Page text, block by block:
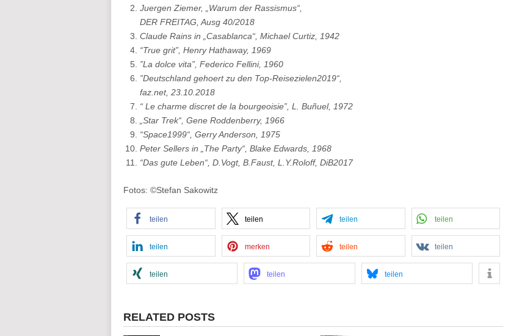
Juergen Ziemer, „Warum der Rassismus“,
DER FREITAG, Ausg 40/2018
Claude Rains in „Casablanca“, Michael Curtiz, 1942
“True grit”, Henry Hathaway, 1969
”La dolce vita”, Federico Fellini, 1960
”Deutschland gehoert zu den Top-Reisezielen2019“,
faz.net, 23.10.2018
“ Le charme discret de la bourgeoisie”, L. Buñuel, 1972
„Star Trek“, Gene Roddenberry, 1966
“Space1999“, Gerry Anderson, 1975
Peter Sellers in „The Party“, Blake Edwards, 1968
“Das gute Leben“, D.Vogt, B.Faust, L.Y.Roloff, DiB2017
Fotos: ©Stefan Sakowitz
teilen teilen teilen teilen
teilen merken teilen teilen
teilen teilen teilen
RELATED POSTS